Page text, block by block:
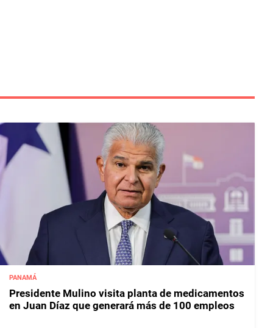
PANAMÁ
Presidente Mulino visita planta de medicamentos
en Juan Díaz que generará más de 100 empleos